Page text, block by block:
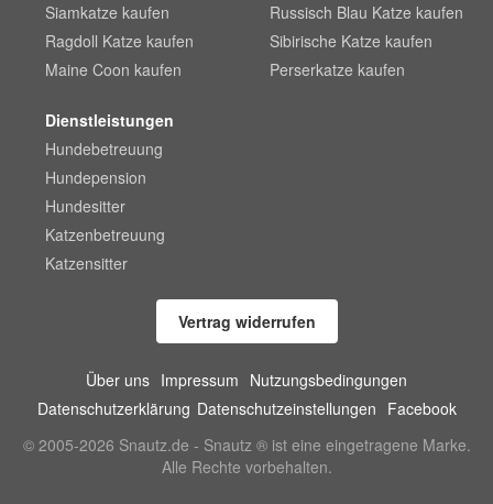
Siamkatze kaufen
Ragdoll Katze kaufen
Maine Coon kaufen
Russisch Blau Katze kaufen
Sibirische Katze kaufen
Perserkatze kaufen
Dienstleistungen
Hundebetreuung
Hundepension
Hundesitter
Katzenbetreuung
Katzensitter
Vertrag widerrufen
Über uns Impressum Nutzungsbedingungen
Datenschutzerklärung Datenschutzeinstellungen Facebook
© 2005-2026 Snautz.de - Snautz ® ist eine eingetragene Marke.
Alle Rechte vorbehalten.